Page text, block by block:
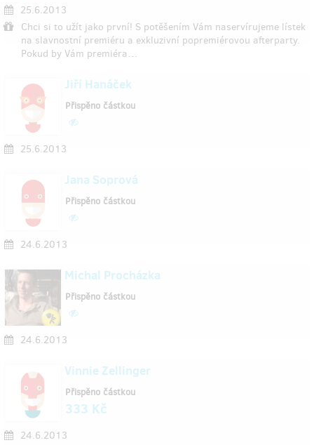
25.6.2013
Chci si to užít jako první! S potěšením Vám naservírujeme lístek
na slavnostní premiéru a exkluzivní popremiérovou afterparty.
Pokud by Vám premiéra…
Jiří Hanáček
25.6.2013
Přispěno částkou
Jana Soprová
24.6.2013
Přispěno částkou
Michal Procházka
24.6.2013
Přispěno částkou
Vinnie Zellinger
24.6.2013
Přispěno částkou
333 Kč